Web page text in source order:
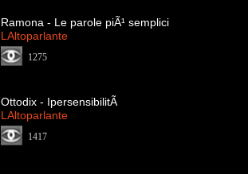
Ramona - Le parole piÃ¹ semplici
LAltoparlante
1275
Ottodix - IpersensibilitÃ
LAltoparlante
1417